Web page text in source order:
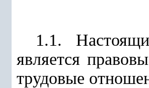
1.1.
является
трудовые